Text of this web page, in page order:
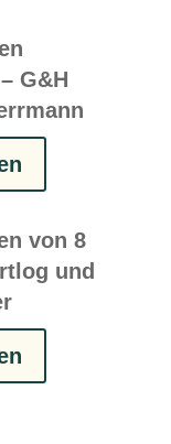
G&H
von 8
und